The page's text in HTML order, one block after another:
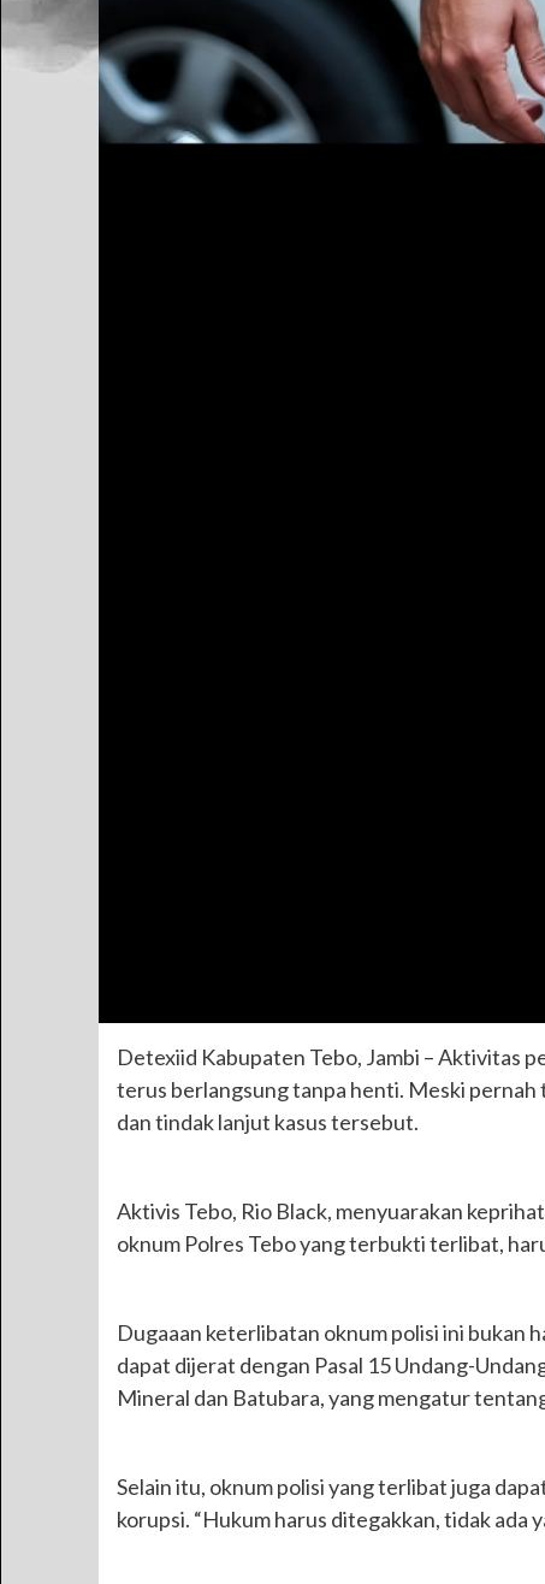
Detexiid Kabupaten Tebo, Jambi – Aktivitas
terus berlangsung tanpa henti. Meski pernah
dan tindak lanjut kasus tersebut.
Aktivis Tebo, Rio Black, menyuarakan
oknum Polres Tebo yang terbukti terlibat,
Dugaaan keterlibatan oknum polisi ini bukan
dapat dijerat dengan Pasal 15 Undang-
Mineral dan Batubara, yang mengatur
Selain itu, oknum polisi yang terlibat juga
korupsi. “Hukum harus ditegakkan, tidak ada